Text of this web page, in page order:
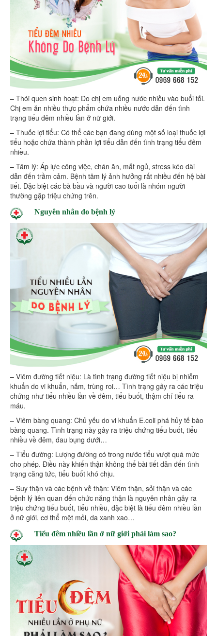
– Thói quen sinh hoạt: Do chị em uống nước nhiều vào buổi tối.
Chị em ăn nhiều thực phẩm chứa nhiều nước dẫn đến tình
trạng tiểu đêm nhiều lần ở nữ giới.
– Thuốc lợi tiểu: Có thể các bạn đang dùng một số loại thuốc lợi
tiểu hoặc chứa thành phần lợi tiểu dẫn đến tình trạng tiểu đêm
nhiều.
– Tâm lý: Áp lực công việc, chán ăn, mất ngủ, stress kéo dài
dẫn đến trầm cảm. Bệnh tâm lý ảnh hưởng rất nhiều đến hệ bài
tiết. Đặc biệt các bà bầu và người cao tuổi là nhóm người
thường gặp triệu chứng trên.
Nguyên nhân do bệnh lý
– Viêm đường tiết niệu: Là tình trạng đường tiết niệu bị nhiễm
khuẩn do vi khuẩn, nấm, trùng roi… Tình trạng gây ra các triệu
chứng như tiểu nhiều lần về đêm, tiểu buốt, thậm chí tiểu ra
máu.
– Viêm bàng quang: Chủ yếu do vi khuẩn E.coli phá hủy tế bào
bàng quang. Tình trạng này gây ra triệu chứng tiểu buốt, tiểu
nhiều về đêm, đau bụng dưới…
– Tiểu đường: Lượng đường có trong nước tiểu vượt quá mức
cho phép. Điều này khiến thận không thể bài tiết dẫn đến tình
trạng căng tức, tiểu buốt khó chịu.
– Suy thận và các bệnh về thận: Viêm thận, sỏi thận và các
bệnh lý liên quan đến chức năng thận là nguyên nhân gây ra
triệu chứng tiểu buốt, tiểu nhiều, đặc biệt là tiểu đêm nhiều lần
ở nữ giới, cơ thể mệt mỏi, da xanh xao…
Tiểu đêm nhiều lần ở nữ giới phải làm sao?